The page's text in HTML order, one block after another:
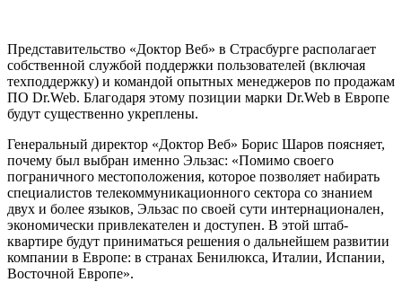
Представительство «Доктор Веб» в Страсбурге располагает
собственной службой поддержки пользователей (включая
техподдержку) и командой опытных менеджеров по продажам
ПО Dr.Web. Благодаря этому позиции марки Dr.Web в Европе
будут существенно укреплены.
Генеральный директор «Доктор Веб» Борис Шаров поясняет,
почему был выбран именно Эльзас: «Помимо своего
пограничного местоположения, которое позволяет набирать
специалистов телекоммуникационного сектора со знанием
двух и более языков, Эльзас по своей сути интернационален,
экономически привлекателен и доступен. В этой штаб-
квартире будут приниматься решения о дальнейшем развитии
компании в Европе: в странах Бенилюкса, Италии, Испании,
Восточной Европе».